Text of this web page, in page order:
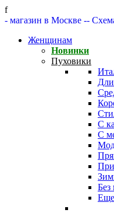
f
- магазин в Москве --
Женщинам
Новинки
Пуховики
С
С
Без
Еще